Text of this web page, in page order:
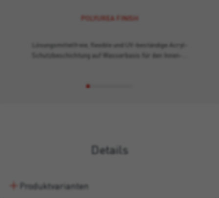
POLYUREA FINISH
Lösungsmittelfreie, flexible und UV-beständige Acryl-
Schutzbeschichtung auf Wasserbasis für den Innen-…
Details
Produktvarianten